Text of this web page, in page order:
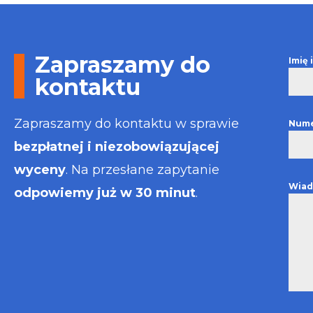
wystawiona
Zapraszamy do
kontaktu
Zapraszamy do kontaktu w sprawie
bezpłatnej i niezobowiązującej
wyceny. Na przesłane zapytanie
odpowiemy już w 30 minut.
Imię